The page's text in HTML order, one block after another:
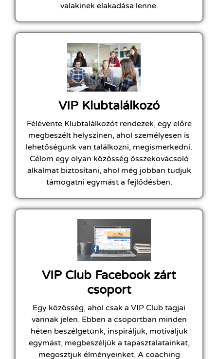
valakinek elakadása lenne.
VIP Klubtalálkozó
Félévente Klubtalálkozót rendezek, egy előre
megbeszélt helyszínen, ahol személyesen is
lehetőségünk van találkozni, megismerkedni.
Célom egy olyan közösség összekovácsoló
alkalmat biztosítani, ahol még jobban tudjuk
támogatni egymást a fejlődésben.
VIP Club Facebook zárt
csoport
Egy közösség, ahol csak a VIP Club tagjai
vannak jelen. Ebben a csoportban minden
héten beszélgetünk, inspiráljuk, motiváljuk
egymást, megbeszéljük a tapasztalatainkat,
megosztjuk élményeinket. A coaching